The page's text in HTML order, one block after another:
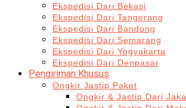
Ekspedisi Dari Bekasi
Ekspedisi Dari Tangerang
Ekspedisi Dari Bandung
Ekspedisi Dari Semarang
Ekspedisi Dari Yogyakarta
Ekspedisi Dari Denpasar
Pengiriman Khusus
Ongkir Jastip Paket
Ongkir & Jastip Dari